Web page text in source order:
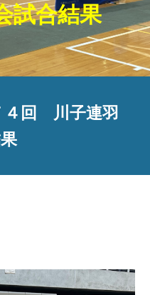
試合結果
４回 川子連羽